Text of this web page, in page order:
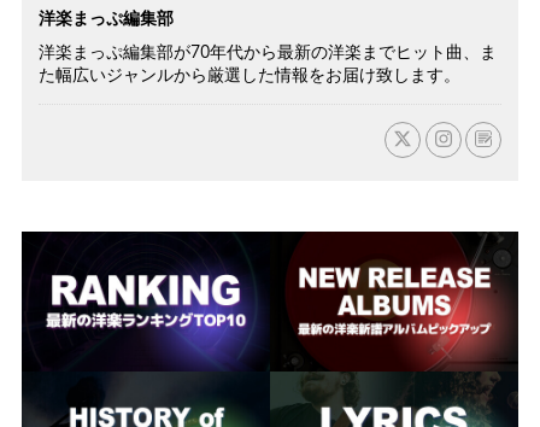
洋楽まっぷ編集部
洋楽まっぷ編集部が70年代から最新の洋楽までヒット曲、ま
た幅広いジャンルから厳選した情報をお届け致します。